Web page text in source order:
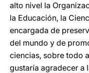
alto nivel la
la Educación, la
encargada de
del mundo y de
ciencias, sobre todo
gustaría agradecer a